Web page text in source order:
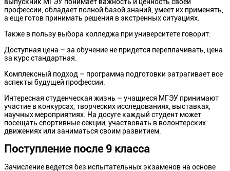
профессии, обладает полной базой знаний, умеет их применять,
а еще готов принимать решения в экстренных ситуациях.
Также в пользу выбора колледжа при университете говорит:
Доступная цена – за обучение не придется переплачивать, цена
за курс стандартная.
Комплексный подход – программа подготовки затрагивает все
аспекты будущей профессии.
Интересная студенческая жизнь – учащиеся МГЭУ принимают
участие в конкурсах, творческих исследованиях, выставках,
научных мероприятиях. На досуге каждый студент может
посещать спортивные секции, участвовать в волонтерских
движениях или заниматься своим развитием.
Поступление после 9 класса
Зачисление ведется без испытательных экзаменов на основе